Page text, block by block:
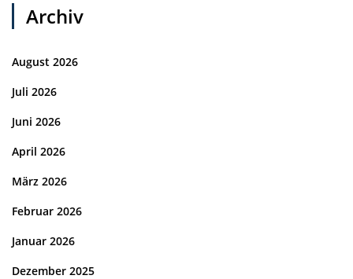
Archiv
August 2026
Juli 2026
Juni 2026
April 2026
März 2026
Februar 2026
Januar 2026
Dezember 2025